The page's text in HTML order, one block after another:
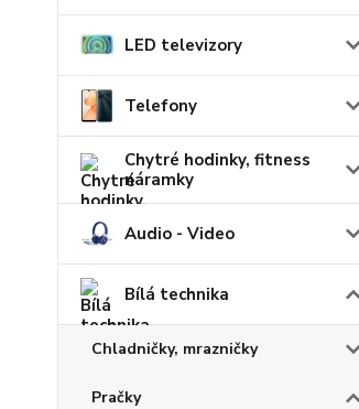
LED televizory
Telefony
Chytré hodinky, fitness
náramky
Audio - Video
Bílá technika
Chladničky, mrazničky
Pračky